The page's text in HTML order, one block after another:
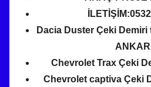
Dacia Duster Çeki
Chevrolet Trax Çeki
Chevrolet captiva Çeki